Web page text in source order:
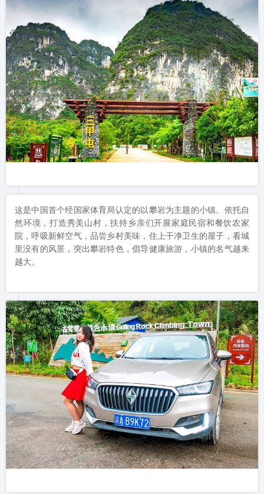
这是中国首个经国家体育局认定的以攀岩为主题的小镇。依托自
然环境，打造秀美山村，扶持乡亲们开展家庭民宿和餐饮农家
院，呼吸新鲜空气，品尝乡村美味，住上干净卫生的屋子，看城
里没有的风景，突出攀岩特色，倡导健康旅游，小镇的名气越来
越大。